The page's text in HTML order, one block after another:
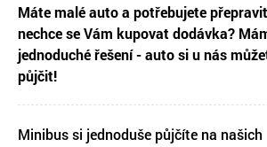
Máte malé auto a potřebujete
nechce se Vám kupovat dodávka?
jednoduché řešení - auto si u nás
půjčit!
Minibus si jednoduše půjčíte na našich